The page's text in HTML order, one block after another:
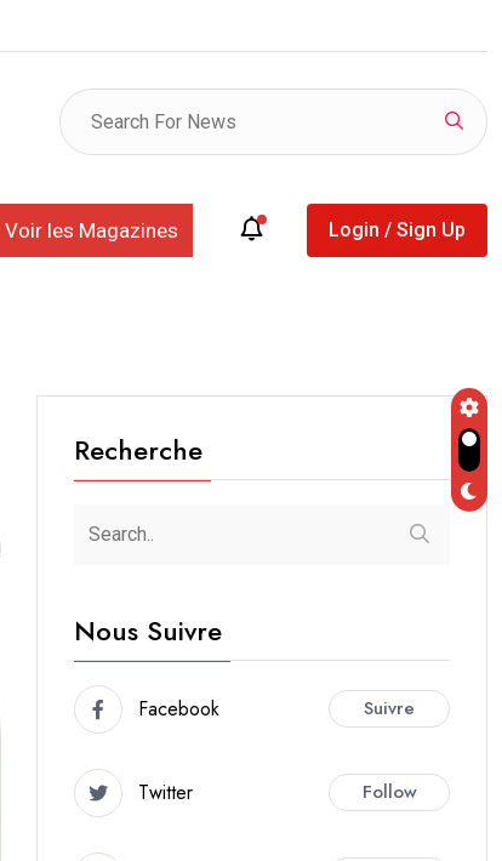
Voir les Magazines Login / Sign Up
Recherche
Nous Suivre
Facebook Suivre
Twitter Follow